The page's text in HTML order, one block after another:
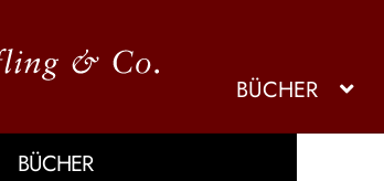
BÜCHER
BÜCHER